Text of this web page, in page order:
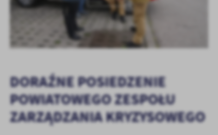
DORAŹNE POSIEDZENIE
POWIATOWEGO ZESPOŁU
ZARZĄDZANIA KRYZYSOWEGO